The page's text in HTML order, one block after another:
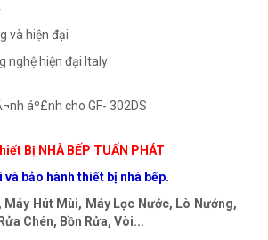
và hiện đại
nghệ hiện đại Italy
Bị NHÀ BẾP TUẤN PHÁT
và bảo hành thiết bị nhà bếp.
Máy Hút Mùi, Máy Lọc Nước, Lò Nướng,
Chén, Bồn Rửa, Vòi...